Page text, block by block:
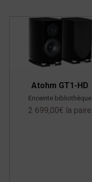
Atohm GT1-HD
Enceinte bibliothèque
2 699,00€ la paire